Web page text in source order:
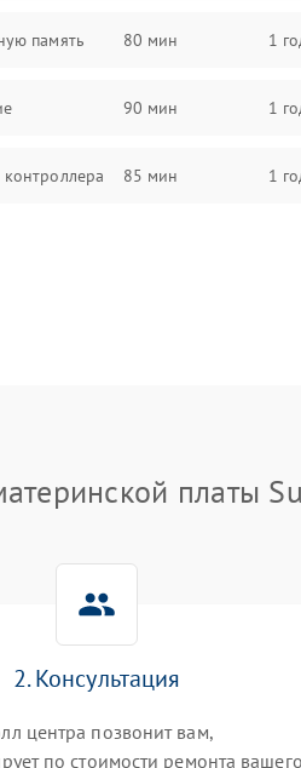
память 80 мин 1
90 мин 1
85 мин 1
платы
2. Консультация
центра позвонит вам,
по стоимости ремонта вашего